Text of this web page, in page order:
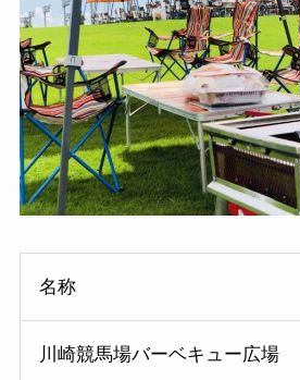
名称
川崎競馬場バーベキュー広場